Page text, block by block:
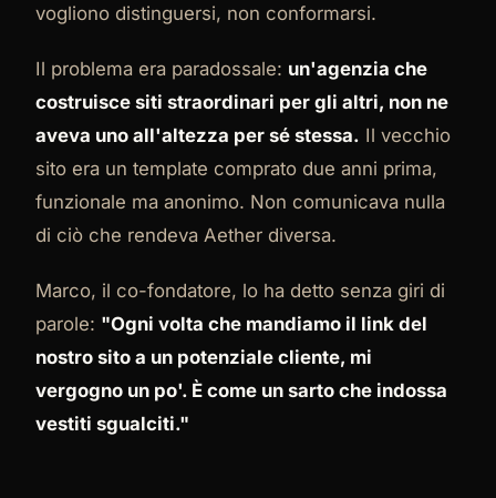
vogliono distinguersi, non conformarsi.
Il problema era paradossale: un'agenzia che
costruisce siti straordinari per gli altri, non ne
aveva uno all'altezza per sé stessa. Il vecchio
sito era un template comprato due anni prima,
funzionale ma anonimo. Non comunicava nulla
di ciò che rendeva Aether diversa.
Marco, il co-fondatore, lo ha detto senza giri di
parole: "Ogni volta che mandiamo il link del
nostro sito a un potenziale cliente, mi
vergogno un po'. È come un sarto che indossa
vestiti sgualciti."